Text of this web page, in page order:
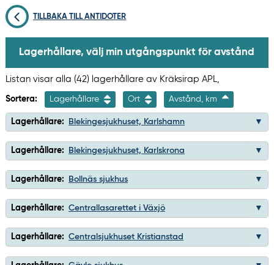
TILLBAKA TILL ANTIDOTER
Lagerhållare, välj min utgångspunkt för avstånd
Listan visar alla (42) lagerhållare av Kräksirap APL,
Sortera: Lagerhållare Ort Avstånd, km
Lagerhållare: Blekingesjukhuset, Karlshamn
Lagerhållare: Blekingesjukhuset, Karlskrona
Lagerhållare: Bollnäs sjukhus
Lagerhållare: Centrallasarettet i Växjö
Lagerhållare: Centralsjukhuset Kristianstad